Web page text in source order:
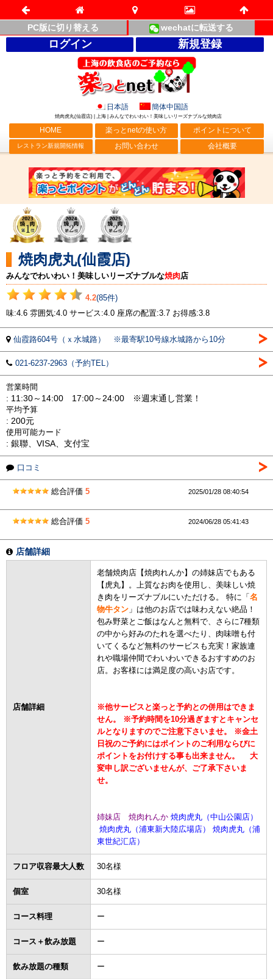
PC版に切り替える wechatに転送する
ログイン 新規登録
日本語 簡体中国語
焼肉虎丸(仙霞店) | 上海 | みんなでわいわい！美味しいリーズナブルな焼肉店
HOME 楽っとnetの使い方 ポイントについて
レストラン新規開拓情報 お問い合わせ 会社概要
焼肉虎丸(仙霞店)
みんなでわいわい！美味しいリーズナブルな焼肉店
4.2(85件)
味:4.6 雰囲気:4.0 サービス:4.0 座席の配置:3.7 お得感:3.8
仙霞路604号（ｘ水城路） ※最寄駅10号線水城路から10分
021-6237-2963（予約TEL）
営業時間
: 11:30～14:00 17:00～24:00 ※週末通し営業！
平均予算
: 200元
使用可能カード
: 銀聯、VISA、支付宝
口コミ
総合評価 5 2025/01/28 08:40:54
総合評価 5 2024/06/28 05:41:43
店舗詳細
店舗詳細
老舗焼肉店【焼肉れんか】の姉妹店でもある
【虎丸】。上質なお肉を使用し、美味しい焼
き肉をリーズナブルにいただける。 特に「 名
物牛タン 」は他のお店では味わえない絶品！
包み野菜とご飯はなんと無料で、さらに7種類
の中から好みのたれを選べたり、肉味噌も付
いてくるなど無料のサービスも充実！家族連
れや職場仲間でわいわいできるおすすめのお
店。お客様には満足度の高いお店です。
※他サービスと楽っと予約との併用はできま
せん。
※予約時間を10分過ぎますとキャンセ
ルとなりますのでご注意下さいませ。
※金土
日祝のご予約にはポイントのご利用ならびに
ポイントをお付けする事も出来ません。
大
変申し訳ございませんが、ご了承下さいま
せ。
姉妹店 焼肉れんか 焼肉虎丸（中山公園店）
焼肉虎丸（浦東新大陸広場店）
焼肉虎丸（浦
東世紀汇店）
フロア収容最大人数 30名様
個室 30名様
コース料理 ー
コース＋飲み放題 ー
飲み放題の種類 ー